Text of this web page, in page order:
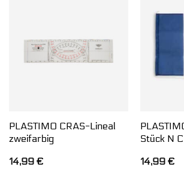
PLASTIMO CRAS-Lineal
zweifarbig
14,99 €
Stück N
14,99 €